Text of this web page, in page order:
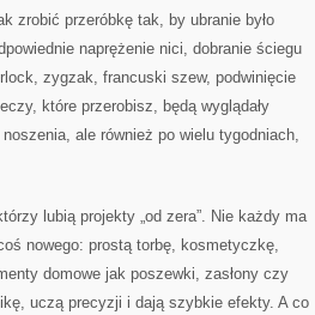
zrobić przeróbkę tak, by ubranie było
naprężenie nici, dobranie ściegu
zygzak, francuski szew, podwinięcie
które przerobisz, będą wyglądały
ale również po wielu tygodniach,
lubią projekty „od zera”. Nie każdy ma
nowego: prostą torbę, kosmetyczkę,
domowe jak poszewki, zasłony czy
uczą precyzji i dają szybkie efekty. A co